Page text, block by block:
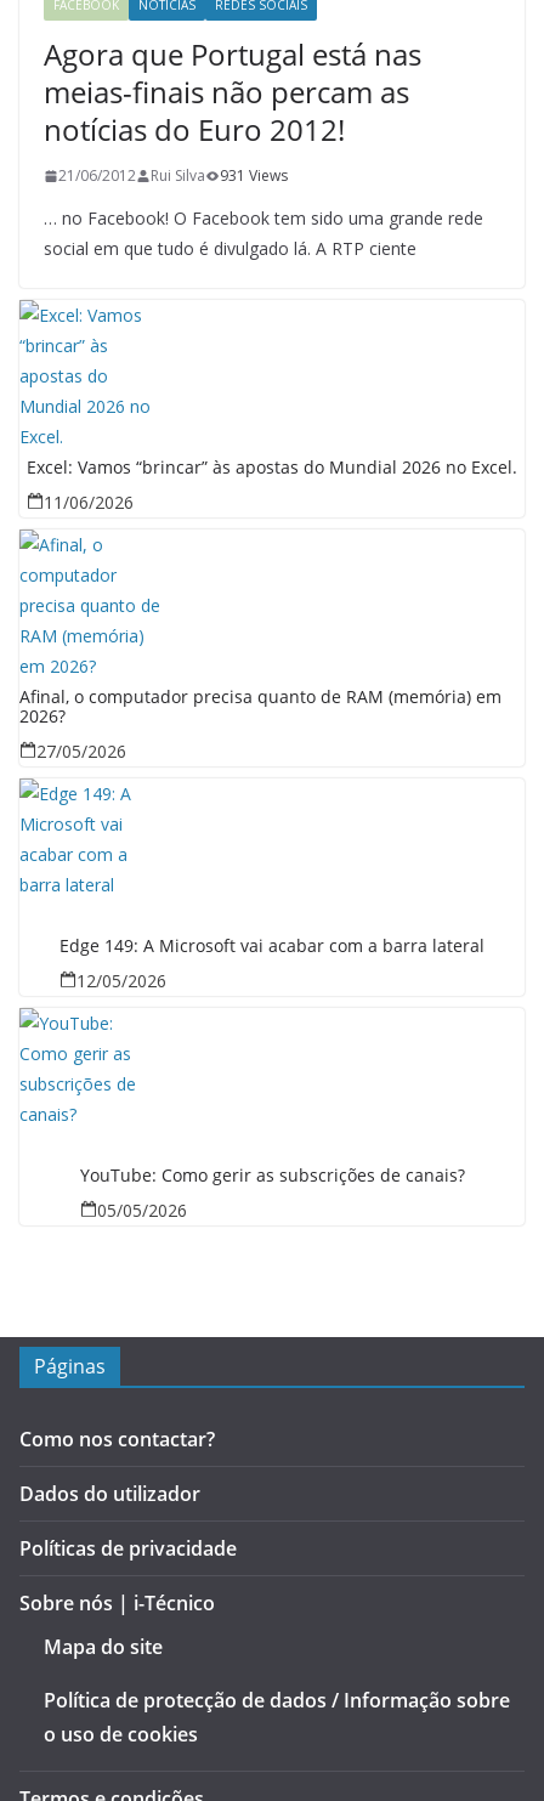
FACEBOOK NOTÍCIAS REDES SOCIAIS
Agora que Portugal está nas
meias-finais não percam as
notícias do Euro 2012!
21/06/2012 Rui Silva 931 Views
… no Facebook! O Facebook tem sido uma grande rede
social em que tudo é divulgado lá. A RTP ciente
Excel: Vamos “brincar” às apostas do Mundial 2026 no Excel.
11/06/2026
Afinal, o computador precisa quanto de RAM (memória) em
2026?
27/05/2026
Edge 149: A Microsoft vai acabar com a barra lateral
12/05/2026
YouTube: Como gerir as subscrições de canais?
05/05/2026
Páginas
Como nos contactar?
Dados do utilizador
Políticas de privacidade
Sobre nós | i-Técnico
Mapa do site
Política de protecção de dados / Informação sobre
o uso de cookies